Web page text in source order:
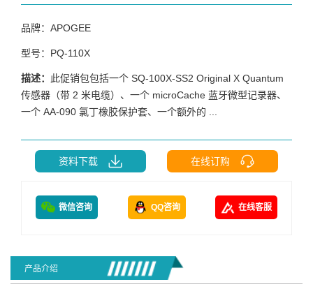
品牌：APOGEE
型号：PQ-110X
描述： 此促销包包括一个 SQ-100X-SS2 Original X Quantum
传感器（带 2 米电缆）、一个 microCache 蓝牙微型记录器、
一个 AA-090 氯丁橡胶保护套、一个额外的 ...
资料下载 在线订购
微信咨询 QQ咨询 在线客服
产品介绍